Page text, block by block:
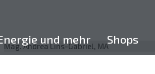
und mehr Shops
Mag. Andrea Lins-Gabriel, MA